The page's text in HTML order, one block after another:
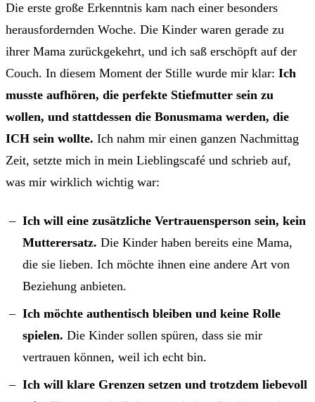
Die erste große Erkenntnis kam nach einer besonders
herausfordernden Woche. Die Kinder waren gerade zu
ihrer Mama zurückgekehrt, und ich saß erschöpft auf der
Couch. In diesem Moment der Stille wurde mir klar: Ich
musste aufhören, die perfekte Stiefmutter sein zu
wollen, und stattdessen die Bonusmama werden, die
ICH sein wollte. Ich nahm mir einen ganzen Nachmittag
Zeit, setzte mich in mein Lieblingscafé und schrieb auf,
was mir wirklich wichtig war:
Ich will eine zusätzliche Vertrauensperson sein, kein
Mutterersatz. Die Kinder haben bereits eine Mama,
die sie lieben. Ich möchte ihnen eine andere Art von
Beziehung anbieten.
Ich möchte authentisch bleiben und keine Rolle
spielen. Die Kinder sollen spüren, dass sie mir
vertrauen können, weil ich echt bin.
Ich will klare Grenzen setzen und trotzdem liebevoll